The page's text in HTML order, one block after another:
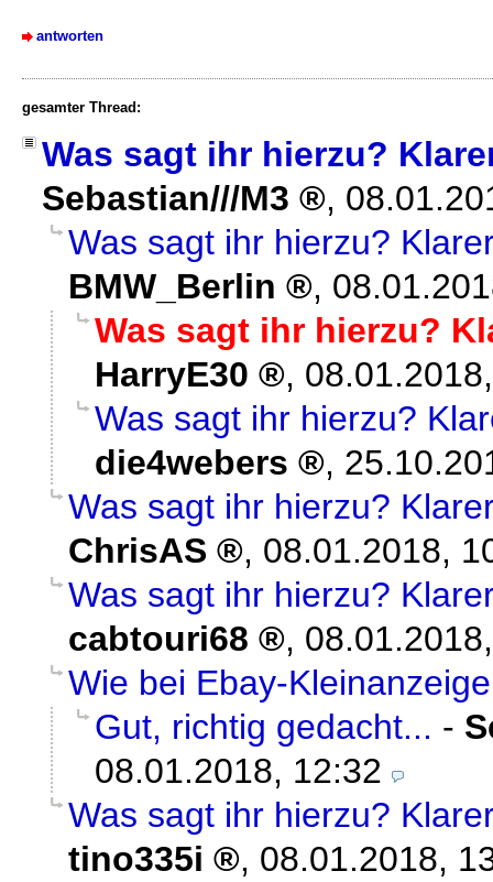
antworten
gesamter Thread:
Was sagt ihr hierzu?
Sebastian///M3
,
Was sagt ihr hierzu?
BMW_Berlin
,
Was sagt ihr hierzu?
HarryE30
,
Was sagt ihr hierzu?
die4webers
,
Was sagt ihr hierzu?
ChrisAS
, 08.01.2018,
Was sagt ihr hierzu?
cabtouri68
,
Wie bei Ebay-
Gut, richtig gedacht... -
08.01.2018, 12:32
Was sagt ihr hierzu?
tino335i
, 08.01.2018,